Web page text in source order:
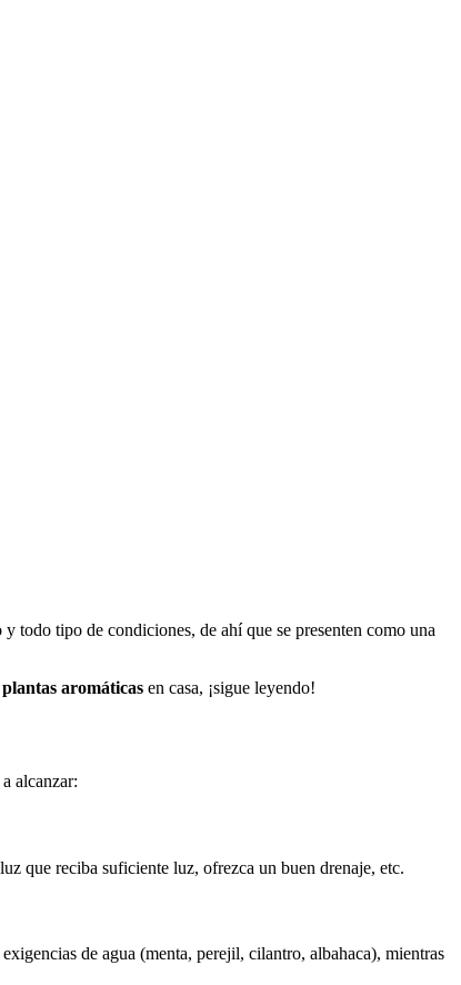
todo tipo de condiciones, de ahí que se presenten como una
aromáticas en casa, ¡sigue leyendo!
alcanzar:
que reciba suficiente luz, ofrezca un buen drenaje, etc.
de agua (menta, perejil, cilantro, albahaca), mientras